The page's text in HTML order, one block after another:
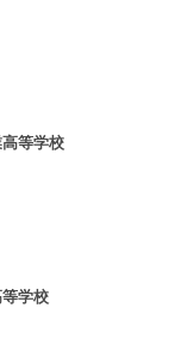
等学校
学校